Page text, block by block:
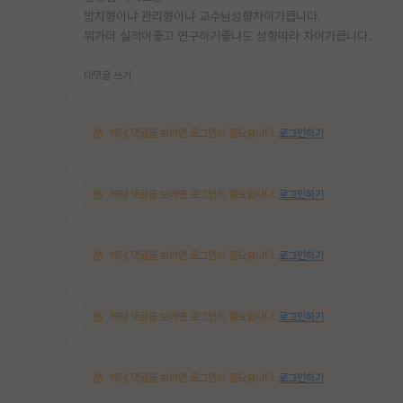
방치형이냐 관리형이냐 교수님성향차이가큽니다.
뭐가더 실적이좋고 연구하기좋냐도 성향따라 차이가큽니다.
대댓글 쓰기
해당 댓글을 보려면 로그인이 필요합니다. 로그인하기
해당 댓글을 보려면 로그인이 필요합니다. 로그인하기
해당 댓글을 보려면 로그인이 필요합니다. 로그인하기
해당 댓글을 보려면 로그인이 필요합니다. 로그인하기
해당 댓글을 보려면 로그인이 필요합니다. 로그인하기